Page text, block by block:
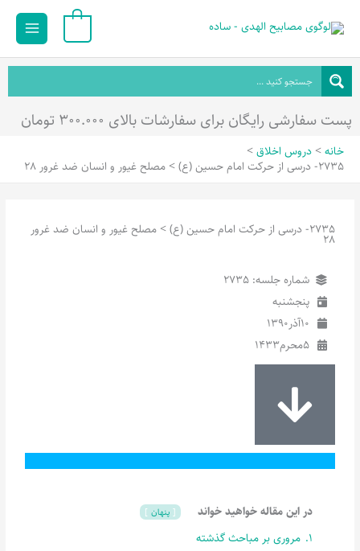
محتوا
Main
پست سفارشی رایگان برای سفارشات بالای ۳۰۰.۰۰۰ تومان
خانه
دروس اخلاق
2735- درسی از حرکت امام حسین (ع) > مصلح غیور و انسان ضد غرور 28
2735- درسی از حرکت امام حسین (ع) > مصلح غیور و انسان ضد غرور
28
شماره جلسه: 2735
پنجشنبه
10آذر1390
5محرم1433
در این مقاله خواهید خواند پنهان
1. مروری بر مباحث گذشته